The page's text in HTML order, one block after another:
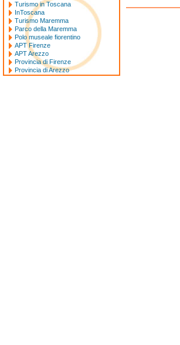
Turismo in Toscana
InToscana
Turismo Maremma
Parco della Maremma
Polo museale fiorentino
APT Firenze
APT Arezzo
Provincia di Firenze
Provincia di Arezzo